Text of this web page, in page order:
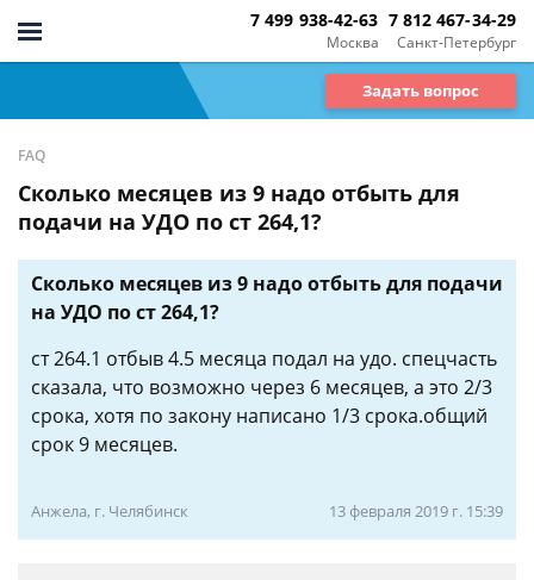
Москва
7 499 938-42-63
Санкт-Петербург
7 812 467-34-29
Задать вопрос
FAQ
Сколько месяцев из 9 надо отбыть для
подачи на УДО по ст 264,1?
Сколько месяцев из 9 надо отбыть для подачи
на УДО по ст 264,1?
ст 264.1 отбыв 4.5 месяца подал на удо. спецчасть
сказала, что возможно через 6 месяцев, а это 2/3
срока, хотя по закону написано 1/3 срока.общий
срок 9 месяцев.
Анжела, г. Челябинск 13 февраля 2019 г. 15:39